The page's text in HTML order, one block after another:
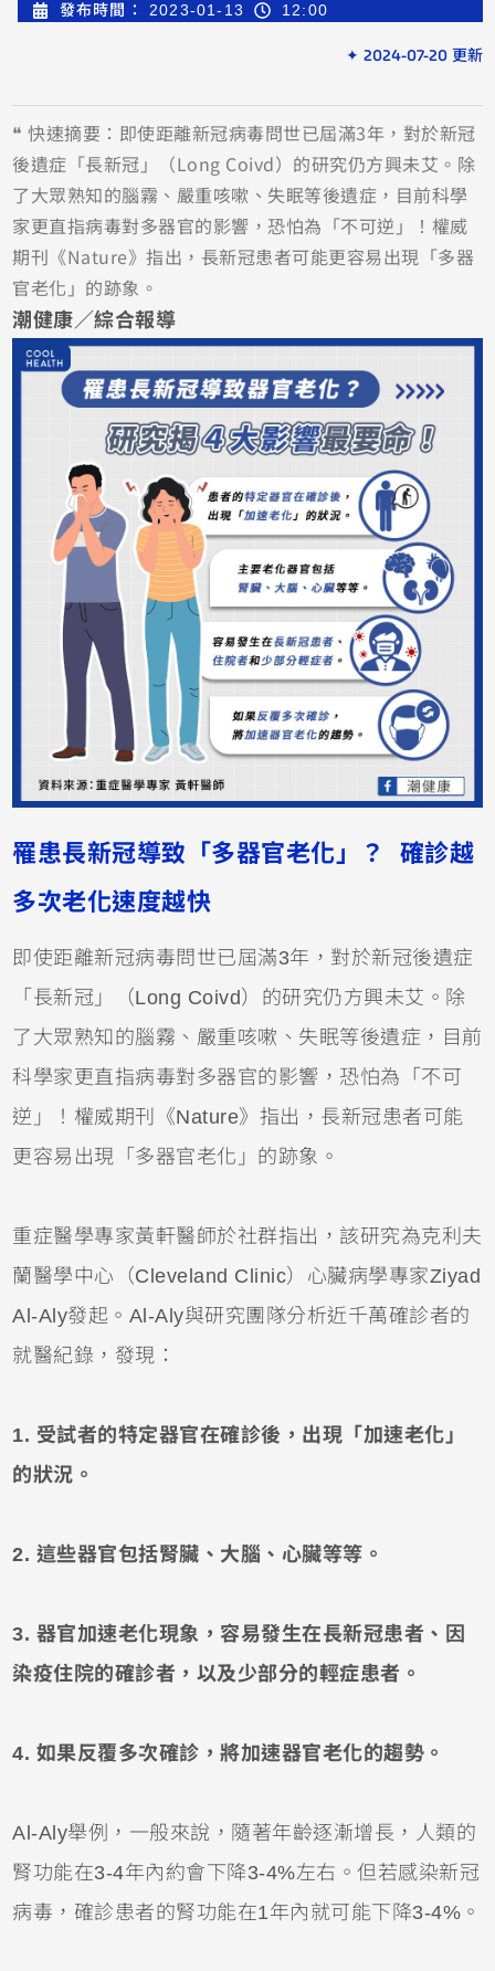
發布時間： 2023-01-13 12:00
✦ 2024-07-20 更新
❝ 快速摘要：即使距離新冠病毒問世已屆滿3年，對於新冠
後遺症「長新冠」（Long Coivd）的研究仍方興未艾。除
了大眾熟知的腦霧、嚴重咳嗽、失眠等後遺症，目前科學
家更直指病毒對多器官的影響，恐怕為「不可逆」！權威
期刊《Nature》指出，長新冠患者可能更容易出現「多器
官老化」的跡象。
潮健康／綜合報導
罹患長新冠導致「多器官老化」？ 確診越
多次老化速度越快
即使距離新冠病毒問世已屆滿3年，對於新冠後遺症
「長新冠」（Long Coivd）的研究仍方興未艾。除
了大眾熟知的腦霧、嚴重咳嗽、失眠等後遺症，目前
科學家更直指病毒對多器官的影響，恐怕為「不可
逆」！權威期刊《Nature》指出，長新冠患者可能
更容易出現「多器官老化」的跡象。
重症醫學專家黃軒醫師於社群指出，該研究為克利夫
蘭醫學中心（Cleveland Clinic）心臟病學專家Ziyad
Al-Aly發起。Al-Aly與研究團隊分析近千萬確診者的
就醫紀錄，發現：
1. 受試者的特定器官在確診後，出現「加速老化」
的狀況。
2. 這些器官包括腎臟、大腦、心臟等等。
3. 器官加速老化現象，容易發生在長新冠患者、因
染疫住院的確診者，以及少部分的輕症患者。
4. 如果反覆多次確診，將加速器官老化的趨勢。
Al-Aly舉例，一般來說，隨著年齡逐漸增長，人類的
腎功能在3-4年內約會下降3-4%左右。但若感染新冠
病毒，確診患者的腎功能在1年內就可能下降3-4%。